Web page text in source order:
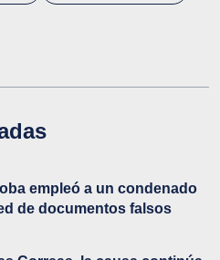
empleó a un condenado
de documentos falsos